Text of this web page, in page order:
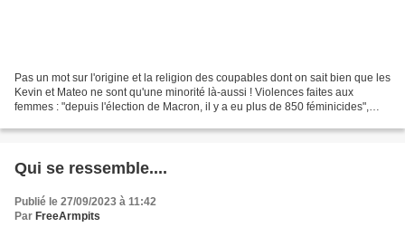
Pas un mot sur l'origine et la religion des coupables dont on sait bien que les
Kevin et Mateo ne sont qu'une minorité là-aussi ! Violences faites aux
femmes : "depuis l'élection de Macron, il y a eu plus de 850 féminicides",
Qui se ressemble....
Publié le 27/09/2023 à 11:42
Par FreeArmpits